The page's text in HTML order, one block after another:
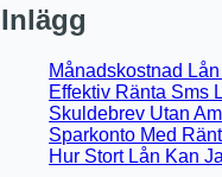
Inlägg
Månadskostnad
Effektiv Ränta Sms
Skuldebrev Utan
Sparkonto Med
Hur Stort Lån Kan